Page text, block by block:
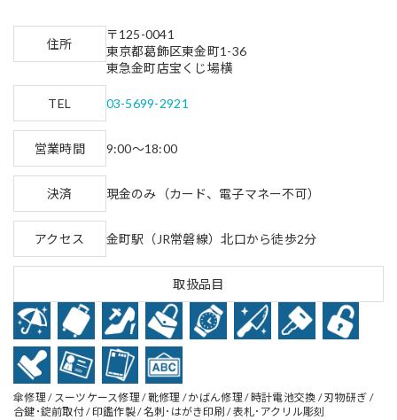
住所
〒125-0041
東京都葛飾区東金町1-36
東急金町店宝くじ場横
TEL 03-5699-2921
営業時間 9:00～18:00
決済 現金のみ（カード、電子マネー不可）
アクセス 金町駅（JR常磐線）北口から徒歩2分
取扱品目
傘修理 / スーツケース修理 / 靴修理 / かばん修理 / 時計電池交換 / 刃物研ぎ /
合鍵･錠前取付 / 印鑑作製 / 名刺･はがき印刷 / 表札･アクリル彫刻